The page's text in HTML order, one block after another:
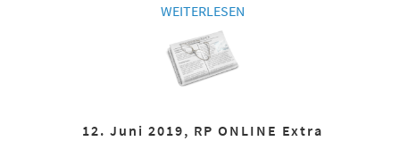
WEITERLESEN
12. Juni 2019, RP ONLINE Extra